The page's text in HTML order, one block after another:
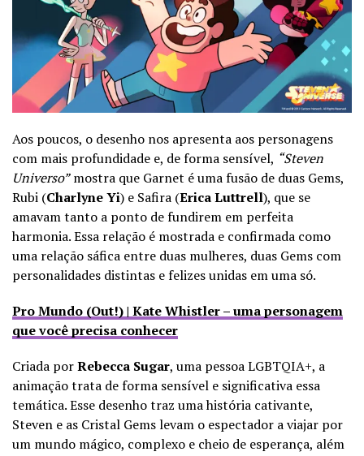
Aos poucos, o desenho nos apresenta aos personagens
com mais profundidade e, de forma sensível, “Steven
Universo”mostra que Garnet é uma fusão de duas Gems,
Rubi (Charlyne Yi) e Safira (Erica Luttrell), que se
amavam tanto a ponto de fundirem em perfeita
harmonia. Essa relação é mostrada e confirmada como
uma relação sáfica entre duas mulheres, duas Gems com
personalidades distintas e felizes unidas em uma só.
Pro Mundo (Out!) | Kate Whistler – uma personagem
que você precisa conhecer
Criada porRebecca Sugar, uma pessoa LGBTQIA+, a
animação trata de forma sensível e significativa essa
temática. Esse desenho traz uma história cativante,
Steven e as Cristal Gems levam o espectador a viajar por
um mundo mágico, complexo e cheio de esperança, além